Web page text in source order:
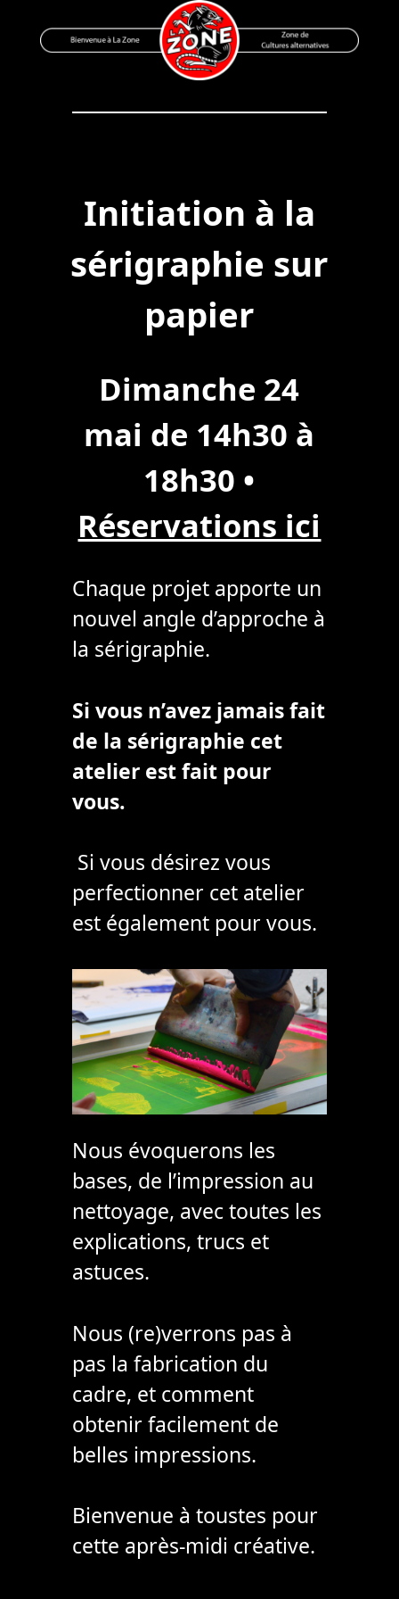
to
Bienvenue à La Zone
Zone de Cultures Alternatives
Initiation à la
sérigraphie sur
papier
Dimanche 24
mai de 14h30 à
18h30 •
Réservations ici
Chaque projet apporte un
nouvel angle d’approche à
la sérigraphie.
Si vous n’avez jamais fait
de la sérigraphie cet
atelier est fait pour
vous.
Si vous désirez vous
perfectionner cet atelier
est également pour vous.
Nous évoquerons les
bases, de l’impression au
nettoyage, avec toutes les
explications, trucs et
astuces.
Nous (re)verrons pas à
pas la fabrication du
cadre, et comment
obtenir facilement de
belles impressions.
Bienvenue à toustes pour
cette après-midi créative.